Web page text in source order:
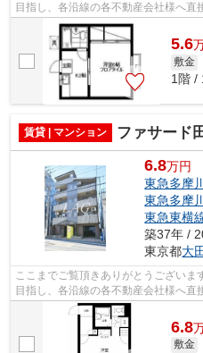
目指し、各沿線の各不動産会社様へ
様へ提供しております！最新の情報は...
5.6
敷金
1階 /
賃貸 | マンション ファサード
6.8万円
東急多摩
東急多摩
東急東横
築37年 /
東京都大
ここまでご覧頂きありがとうございま
目指し、各沿線の各不動産会社様へ
様へ提供しております！最新の情報は...
6.8
敷金